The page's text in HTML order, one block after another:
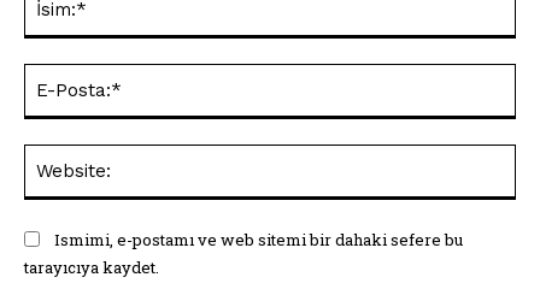
Ismimi, e-postamı ve web sitemi bir dahaki sefere bu
tarayıcıya kaydet.